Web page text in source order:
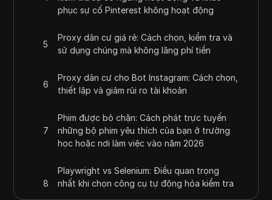
phục sự cố Pinterest không hoạt động
5
Proxy dân cư giá rẻ: Cách chọn, kiểm tra và
sử dụng chúng mà không lãng phí tiền
6
Proxy dân cư cho Bot Instagram: Cách chọn,
thiết lập và giảm rủi ro tài khoản
7
Phim được bỏ chặn: Cách phát trực tuyến
những bộ phim yêu thích của bạn ở trường
học hoặc nơi làm việc vào năm 2026
8
Playwright vs Selenium: Điều quan trọng
nhất khi chọn công cụ tự động hóa kiểm tra